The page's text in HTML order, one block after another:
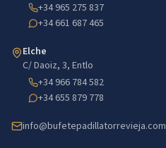
+34 965 275 837
+34 661 687 465
Elche
C/ Daoiz, 3, Entlo
+34 966 784 582
+34 655 879 778
info@bufetepadillatorrevieja.com